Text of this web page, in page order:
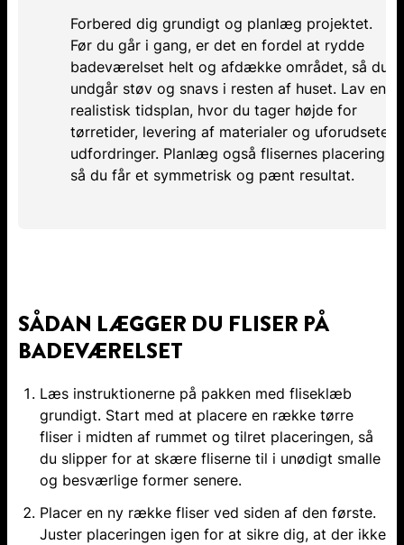
Forbered dig grundigt og planlæg projektet.
Før du går i gang, er det en fordel at rydde
badeværelset helt og afdække området, så du
undgår støv og snavs i resten af huset. Lav en
realistisk tidsplan, hvor du tager højde for
tørretider, levering af materialer og uforudsete
udfordringer. Planlæg også flisernes placering,
så du får et symmetrisk og pænt resultat.
SÅDAN LÆGGER DU FLISER PÅ
BADEVÆRELSET
Læs instruktionerne på pakken med fliseklæb
grundigt. Start med at placere en række tørre
fliser i midten af rummet og tilret placeringen, så
du slipper for at skære fliserne til i unødigt smalle
og besværlige former senere.
Placer en ny række fliser ved siden af den første.
Juster placeringen igen for at sikre dig, at der ikke